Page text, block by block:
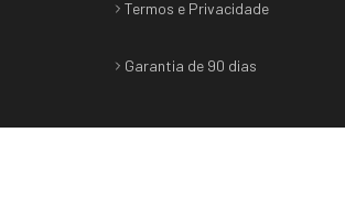
Termos e Privacidade
Garantia de 90 dias